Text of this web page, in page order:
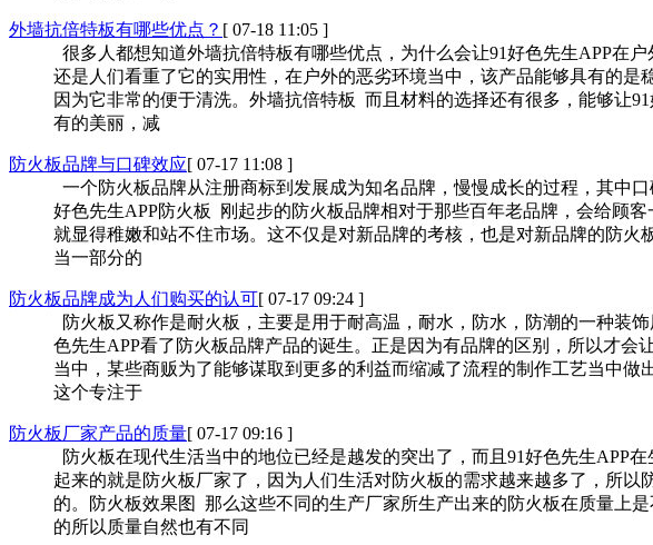
外墙抗倍特板有哪些优点？ [ 07-18 11:05 ]
很多人都想知道外墙抗倍特板有哪些优点，为什么会让91好色先生APP在
还是人们看重了它的实用性，在户外的恶劣环境当中，该产品能够具有的是
因为它非常的便于清洗。外墙抗倍特板 而且材料的选择还有很多，能够
有的美丽，减
防火板品牌与口碑效应[ 07-17 11:08 ]
一个防火板品牌从注册商标到发展成为知名品牌，慢慢成长的过程，其中
好色先生APP防火板 刚起步的防火板品牌相对于那些百年老品牌，会给顾客一
就显得稚嫩和站不住市场。这不仅是对新品牌的考核，也是对新品牌的防火板
当一部分的
防火板品牌成为人们购买的认可[ 07-17 09:24 ]
防火板又称作是耐火板，主要是用于耐高温，耐水，防水，防潮的一
色先生APP看了防火板品牌产品的诞生。正是因为有品牌的区别，所以
当中，某些商贩为了能够谋取到更多的利益而缩减了流程的制作工艺当中做
这个专注于
防火板厂家产品的质量[ 07-17 09:16 ]
防火板在现代生活当中的地位已经是越发的突出了，而且91好色先生
起来的就是防火板厂家了，因为人们生活对防火板的需求越来越多了，
的。防火板效果图 那么这些不同的生产厂家所生产出来的防火板在质量上是
的所以质量自然也有不同